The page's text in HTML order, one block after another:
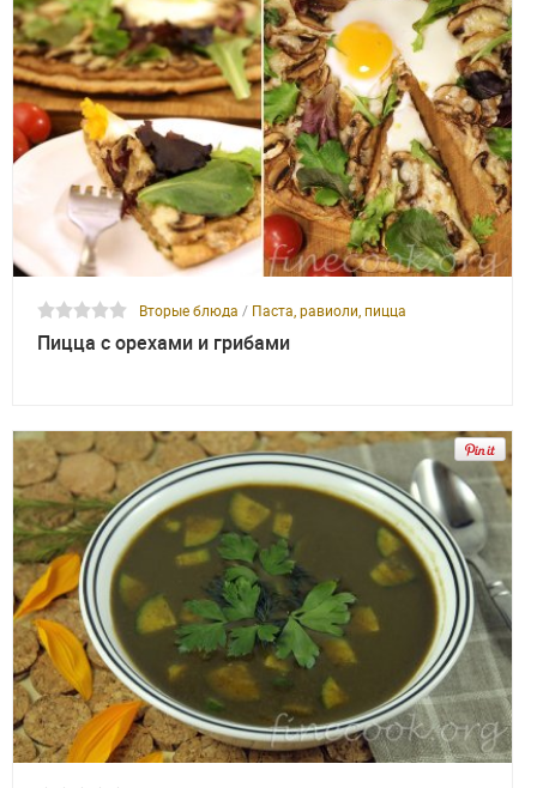
Вторые блюда / Паста, равиоли, пицца
Пицца с орехами и грибами